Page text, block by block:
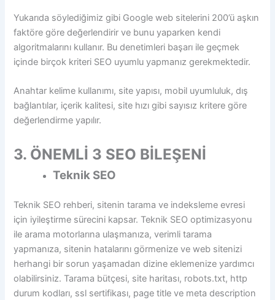
Yukarıda söylediğimiz gibi Google web sitelerini 200’ü aşkın
faktöre göre değerlendirir ve bunu yaparken kendi
algoritmalarını kullanır. Bu denetimleri başarı ile geçmek
içinde birçok kriteri SEO uyumlu yapmanız gerekmektedir.
Anahtar kelime kullanımı, site yapısı, mobil uyumluluk, dış
bağlantılar, içerik kalitesi, site hızı gibi sayısız kritere göre
değerlendirme yapılır.
3. ÖNEMLİ 3 SEO BİLEŞENİ
Teknik SEO
Teknik SEO rehberi, sitenin tarama ve indeksleme evresi
için iyileştirme sürecini kapsar. Teknik SEO optimizasyonu
ile arama motorlarına ulaşmanıza, verimli tarama
yapmanıza, sitenin hatalarını görmenize ve web sitenizi
herhangi bir sorun yaşamadan dizine eklemenize yardımcı
olabilirsiniz. Tarama bütçesi, site haritası, robots.txt, http
durum kodları, ssl sertifikası, page title ve meta description